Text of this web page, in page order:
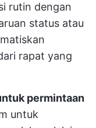
rutin dengan
status atau
rapat yang
permintaan
untuk